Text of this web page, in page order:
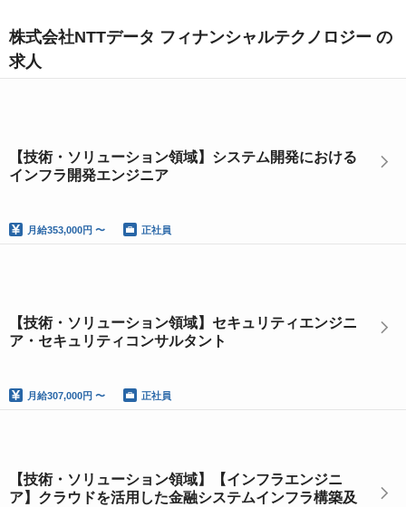
株式会社NTTデータ フィナンシャルテクノロジー の
求人
【技術・ソリューション領域】システム開発における
インフラ開発エンジニア
月給353,000円 〜 正社員
【技術・ソリューション領域】セキュリティエンジニ
ア・セキュリティコンサルタント
月給307,000円 〜 正社員
【技術・ソリューション領域】【インフラエンジニ
ア】クラウドを活用した金融システムインフラ構築及